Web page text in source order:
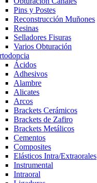
Pins y Postes
Reconstrucción Muñones
Resinas
Selladores Fisuras
Varios Obturación
Ácidos
Adhesivos
Alambre
Alicates
Arcos
Brackets Cerámicos
Brackets de Zafiro
Brackets Metálicos
Cementos
Composites
Elásticos Intra/Extraorales
Instrumental
Intraoral